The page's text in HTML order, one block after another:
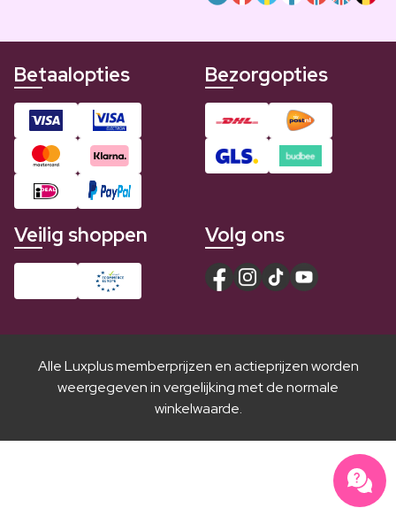
Betaalopties Bezorgopties
Veilig shoppen Volg ons
Alle Luxplus memberprijzen en actieprijzen worden
weergegeven in vergelijking met de normale
winkelwaarde.